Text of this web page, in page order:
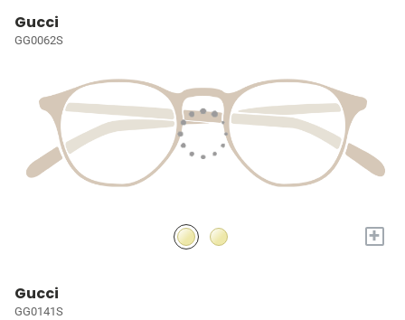
Gucci
GG0062S
+
Gucci
GG0141S